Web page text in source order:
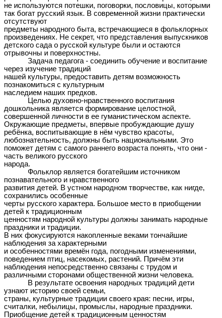
не используются потешки, поговорки, пословицы, которыми
так богат русский язык. В современной жизни практически
отсутствуют
предметы народного быта, встречающиеся в фольклорных
произведениях. Не секрет, что представления выпускников
детского сада о русской культуре были и остаются
отрывочны и поверхностны.
Задача педагога - соединить обучение и воспитание
через изучение традиций
нашей культуры, предоставить детям возможность
познакомиться с культурным
наследием наших предков.
Целью духовно-нравственного воспитания
дошкольника является формирование целостной,
совершенной личности в ее гуманистическом аспекте.
Окружающие предметы, впервые пробуждающие душу
ребёнка, воспитывающие в нём чувство красоты,
любознательность, должны быть национальными. Это
поможет детям с самого раннего возраста понять, что они -
часть великого русского
народа.
Фольклор является богатейшим источником
познавательного и нравственного
развития детей. В устном народном творчестве, как нигде,
сохранились особенные
черты русского характера. Большое место в приобщении
детей к традиционным
ценностям народной культуры должны занимать народные
праздники и традиции.
В них фокусируются накопленные веками тончайшие
наблюдения за характерными
и особенностями времён года, погодными изменениями,
поведением птиц, насекомых, растений. Причём эти
наблюдения непосредственно связаны с трудом и
различными сторонами общественной жизни человека.
В результате освоения народных традиций дети
узнают историю своей семьи,
страны, культурные традиции своего края: песни, игры,
считалки, небылицы, промыслы, народные праздники.
Приобщение детей к традиционным ценностям